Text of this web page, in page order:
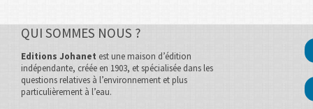
QUI SOMMES NOUS ?
Editions Johanet est une maison d’édition
indépendante, créée en 1903, et spécialisée dans les
questions relatives à l’environnement et plus
particulièrement à l’eau.